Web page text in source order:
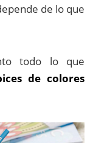
de lo que
todo lo que
de colores